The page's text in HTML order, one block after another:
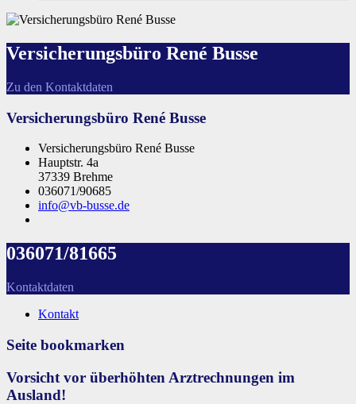
Versicherungsbüro René Busse
Zu den Kontaktdaten
Versicherungsbüro René Busse
Versicherungsbüro René Busse
Hauptstr. 4a
37339 Brehme
036071/90685
info@vb-busse.de
036071/81665
Kontaktdaten
Kontakt
Seite bookmarken
Vorsicht vor überhöhten Arztrechnungen im
Ausland!